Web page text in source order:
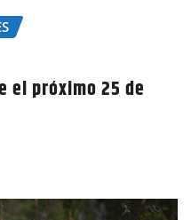
el próximo 25 de